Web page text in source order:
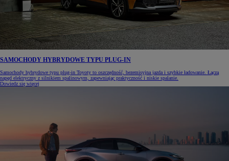
SAMOCHODY HYBRYDOWE TYPU PLUG-IN
Samochody hybrydowe typu plug-in Toyoty to oszczędność, bezemisyjna jazda i szybkie ładowanie. Łączą
napęd elektryczny z silnikiem spalinowym, zapewniając praktyczność i niskie spalanie.
Dowiedz się więcej